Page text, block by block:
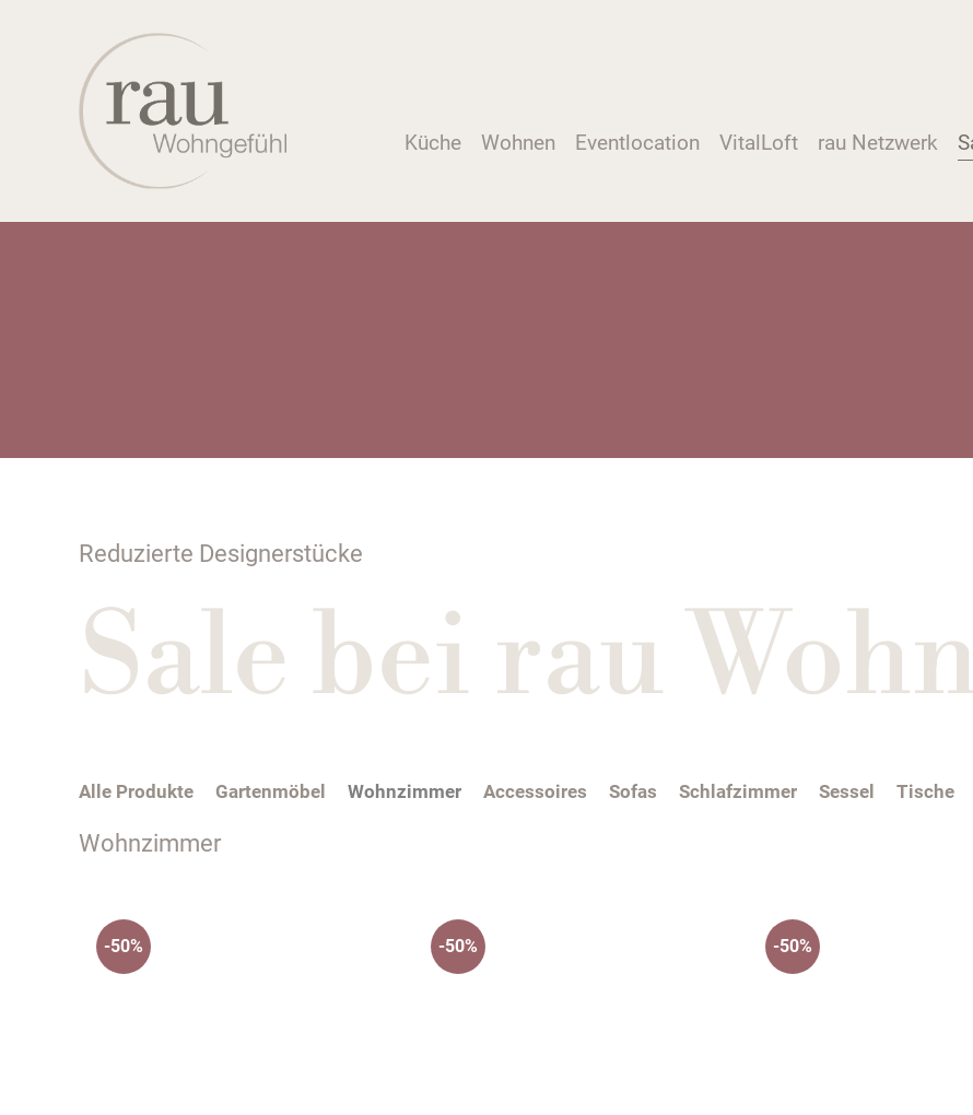
Küche Wohnen Eventlocation VitalLoft rau Netzwerk
Reduzierte Designerstücke
Sale bei rau
Alle Produkte Gartenmöbel Wohnzimmer Accessoires Sofas Schlafzimmer Sessel Tische
Wohnzimmer
-50% -50% -50%